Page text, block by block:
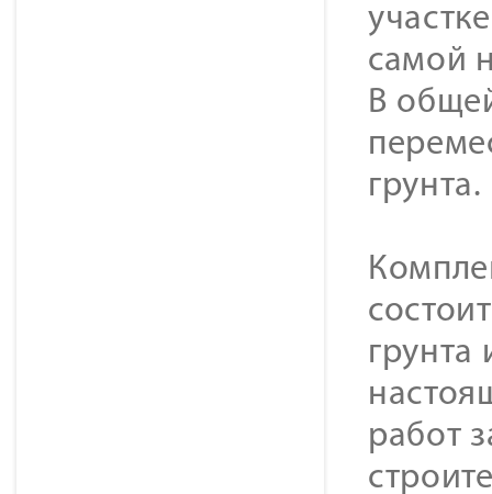
самой
В
грунта.
грунта
работ